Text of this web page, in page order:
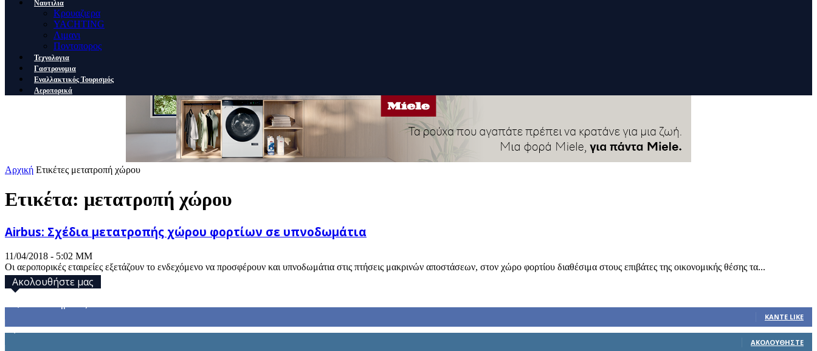
Ναυτιλια
Κρουαζιερα
YACHTING
Λιμανι
Ποντοπορος
Τεχνολογια
Γαστρονομια
Εναλλακτικός Τουρισμός
Αεροπορικά
Αρχική Ετικέτες μετατροπή χώρου
Ετικέτα: μετατροπή χώρου
Airbus: Σχέδια μετατροπής χώρου φορτίων σε υπνοδωμάτια
11/04/2018 - 5:02 ΜΜ
Οι αεροπορικές εταιρείες εξετάζουν το ενδεχόμενο να προσφέρουν και υπνοδωμάτια στις πτήσεις μακρινών αποστάσεων, στον χώρο φορτίου διαθέσιμα στους επιβάτες της οικονομικής θέσης τα...
Ακολουθήστε μας
ΚΆΝΤΕ LIKE
1,914 Ακόλουθοι
ΑΚΟΛΟΥΘΉΣΤΕ